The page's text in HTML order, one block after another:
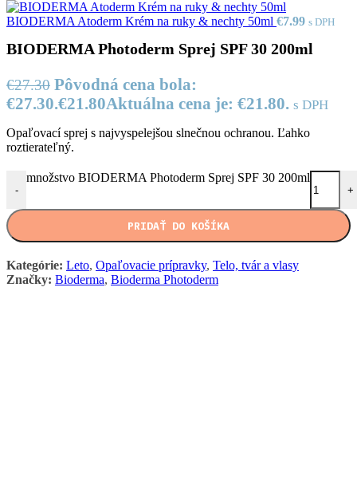
BIODERMA Atoderm Krém na ruky & nechty 50ml €7.99 s DPH
BIODERMA Photoderm Sprej SPF 30 200ml
€27.30 Pôvodná cena bola:
€27.30.€21.80Aktuálna cena je: €21.80. s DPH
Opaľovací sprej s najvyspelejšou slnečnou ochranou. Ľahko
roztierateľný.
-
množstvo BIODERMA Photoderm Sprej SPF 30 200ml
+
PRIDAŤ DO KOŠÍKA
Kategórie: Leto, Opaľovacie prípravky, Telo, tvár a vlasy
Značky: Bioderma, Bioderma Photoderm